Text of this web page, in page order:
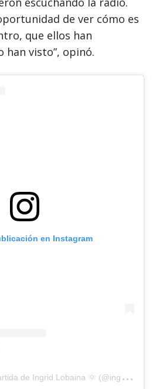
de ver cómo es
que ellos han
han visto”, opinó.
en Instagram
U
na publicación compartida de Ingrid Lobaina 🌞 (@ingriddelavida)